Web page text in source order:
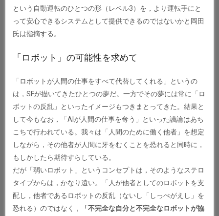
という自動運転のひとつの形（レベル3）を，より運転手にと
って安心できるシステムとして提供できるのではないかと岡田
氏は指摘する。
「ロボット」の可能性を求めて
「ロボットが人間の仕事をすべて代替してくれる」というの
は，SFが描いてきたひとつの夢だ。一方でその夢には常に「ロ
ボットの反乱」といったイメージもつきまとってきた。結果と
して今もなお，「AIが人間の仕事を奪う」といった議論はあち
こちで行われている。我々は「人間のために働く他者」を想定
しながら，その他者が人間に牙をむくことを恐れると同時に，
もしかしたら期待すらしている。
だが「弱いロボット」というコンセプトは，そのようなステロ
タイプからは，かなり遠い。「人が他者としてのロボットを支
配し，他者であるロボットの反乱（ないし「しっぺがえし」を
恐れる）のではなく，
「不完全な自分と不完全なロボットが協